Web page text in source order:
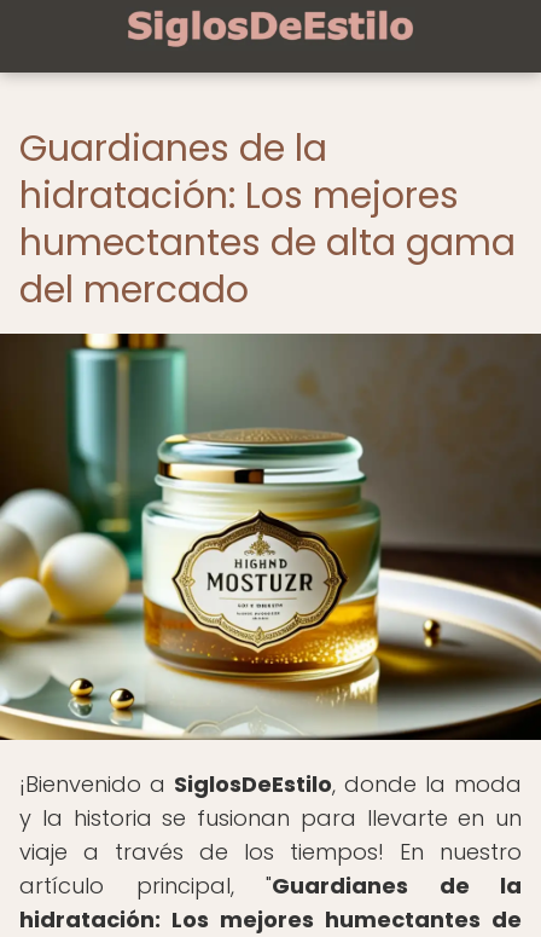
Guardianes de la
hidratación: Los mejores
humectantes de alta gama
del mercado
¡Bienvenido a SiglosDeEstilo, donde la moda
y la historia se fusionan para llevarte en un
viaje a través de los tiempos! En nuestro
artículo principal, "Guardianes de la
hidratación: Los mejores humectantes de